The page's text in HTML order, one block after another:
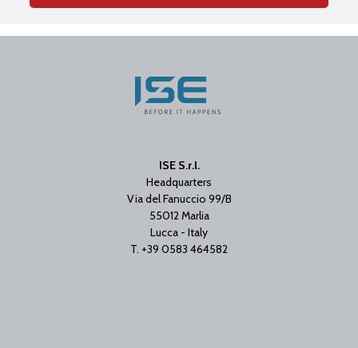
ISE S.r.l.
Headquarters
Via del Fanuccio 99/B
55012 Marlia
Lucca - Italy
T. +39 0583 464582